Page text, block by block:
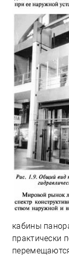
кабины
практически